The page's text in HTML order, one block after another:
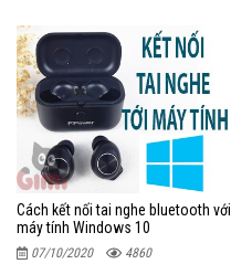
Cách kết nối tai nghe bluetooth với
máy tính Windows 10
07/10/2020 4860